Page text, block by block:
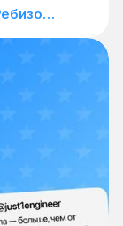
Винодел о вине. Блог Антона Ребизова🍷